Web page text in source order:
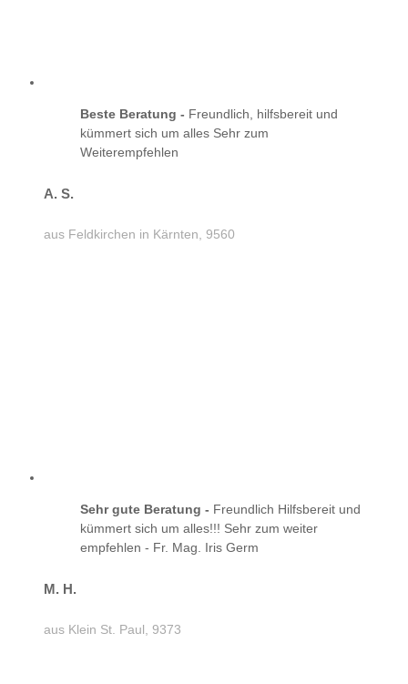
Beste Beratung - Freundlich, hilfsbereit und
kümmert sich um alles Sehr zum
Weiterempfehlen
A. S.
aus Feldkirchen in Kärnten, 9560
Sehr gute Beratung - Freundlich Hilfsbereit und
kümmert sich um alles!!! Sehr zum weiter
empfehlen - Fr. Mag. Iris Germ
M. H.
aus Klein St. Paul, 9373